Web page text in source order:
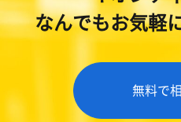
なんでもお気軽
無料で